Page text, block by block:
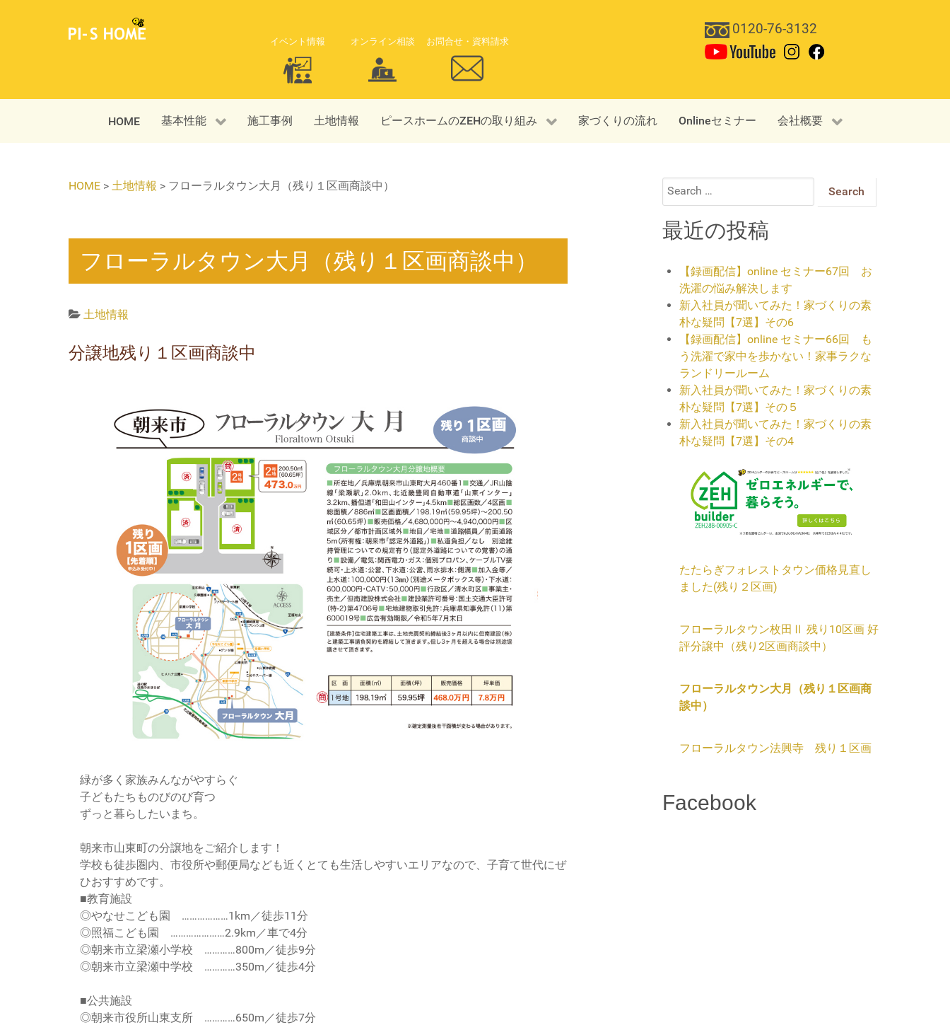
イベント情報 オンライン相談 お問合せ・資料請求
0120-76-3132
HOME 基本性能 施工事例 土地情報 ピースホームのZEHの取り組み 家づくりの流れ Onlineセミナー 会社概要
HOME > 土地情報 > フローラルタウン大月（残り１区画商談中）
フローラルタウン大月（残り１区画商談中）
土地情報
分譲地残り１区画商談中
緑が多く家族みんながやすらぐ
子どもたちものびのび育つ
ずっと暮らしたいまち。
朝来市山東町の分譲地をご紹介します！
学校も徒歩圏内、市役所や郵便局なども近くとても生活しやすいエリアなので、子育て世代にぜ
ひおすすめです。
■教育施設
◎やなせこども園 ………………1km／徒歩11分
◎照福こども園 …………………2.9km／車で4分
◎朝来市立梁瀬小学校 …………800m／徒歩9分
◎朝来市立梁瀬中学校 …………350m／徒歩4分
■公共施設
◎朝来市役所山東支所 …………650m／徒歩7分
Search
for:
最近の投稿
【録画配信】online セミナー67回 お
洗濯の悩み解決します
新入社員が聞いてみた！家づくりの素
朴な疑問【7選】その6
【録画配信】online セミナー66回 も
う洗濯で家中を歩かない！家事ラクな
ランドリールーム
新入社員が聞いてみた！家づくりの素
朴な疑問【7選】その５
新入社員が聞いてみた！家づくりの素
朴な疑問【7選】その4
たたらぎフォレストタウン価格見直し
ました(残り２区画)
フローラルタウン枚田Ⅱ 残り10区画 好
評分譲中（残り2区画商談中）
フローラルタウン大月（残り１区画商
談中）
フローラルタウン法興寺 残り１区画
Facebook